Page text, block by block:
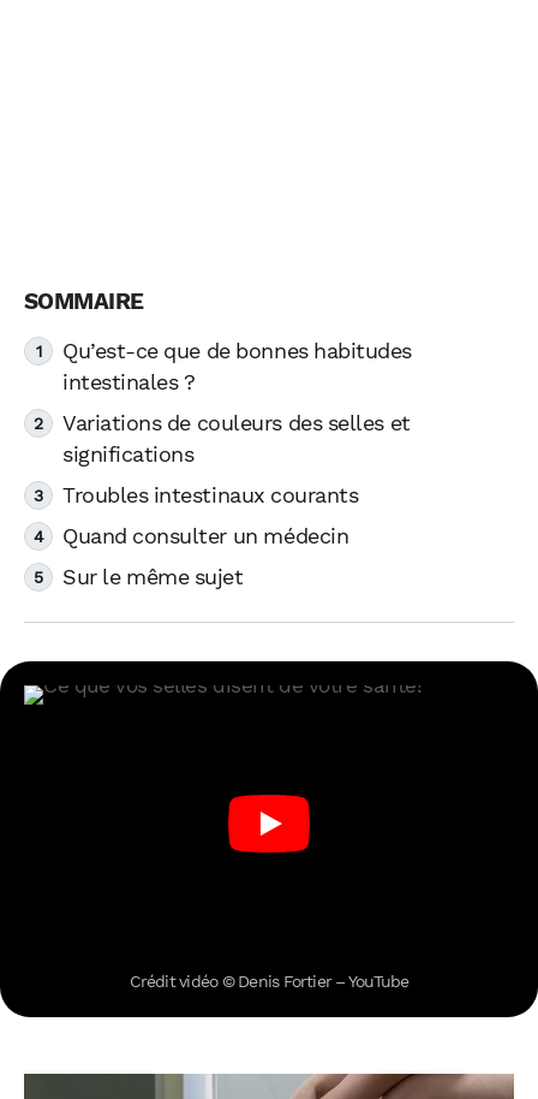
Qu’est-ce que de bonnes habitudes
intestinales ?
Variations de couleurs des selles et
significations
Troubles intestinaux courants
Quand consulter un médecin
Sur le même sujet
Crédit vidéo © Denis Fortier – YouTube